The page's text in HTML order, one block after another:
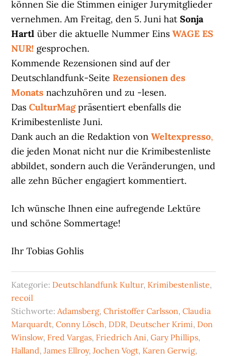
können Sie die Stimmen einiger Jurymitglieder
vernehmen. Am Freitag, den 5. Juni hatSonja
Hartl über die aktuelle Nummer EinsWAGE ES
NUR! gesprochen.
Kommende Rezensionen sind auf der
Deutschlandfunk-Seite Rezensionen des
Monats nachzuhören und zu -lesen.
DasCulturMagpräsentiert ebenfalls die
Krimibestenliste Juni.
Dank auch an die Redaktion vonWeltexpresso,
die jeden Monat nicht nur die Krimibestenliste
abbildet, sondern auch die Veränderungen, und
alle zehn Bücher engagiert kommentiert.
Ich wünsche Ihnen eine aufregende Lektüre
und schöne Sommertage!
Ihr Tobias Gohlis
Kategorie: Deutschlandfunk Kultur, Krimibestenliste,
recoil
Stichworte: Adamsberg,Christoffer Carlsson,Claudia
Marquardt,Conny Lösch, DDR, Deutscher Krimi, Don
Winslow, Fred Vargas, Friedrich Ani,Gary Phillips,
Halland,James Ellroy,Jochen Vogt, Karen Gerwig,